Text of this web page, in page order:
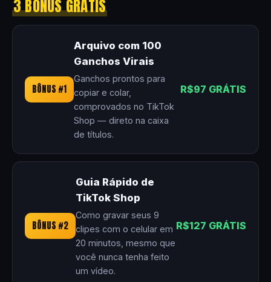
3 BÔNUS GRÁTIS
BÔNUS #1
Arquivo com 100
Ganchos Virais
Ganchos prontos para
copiar e colar,
comprovados no TikTok
Shop — direto na caixa
de títulos.
R$97 GRÁTIS
BÔNUS #2
Guia Rápido de
TikTok Shop
Como gravar seus 9
clipes com o celular em
20 minutos, mesmo que
você nunca tenha feito
um vídeo.
R$127 GRÁTIS